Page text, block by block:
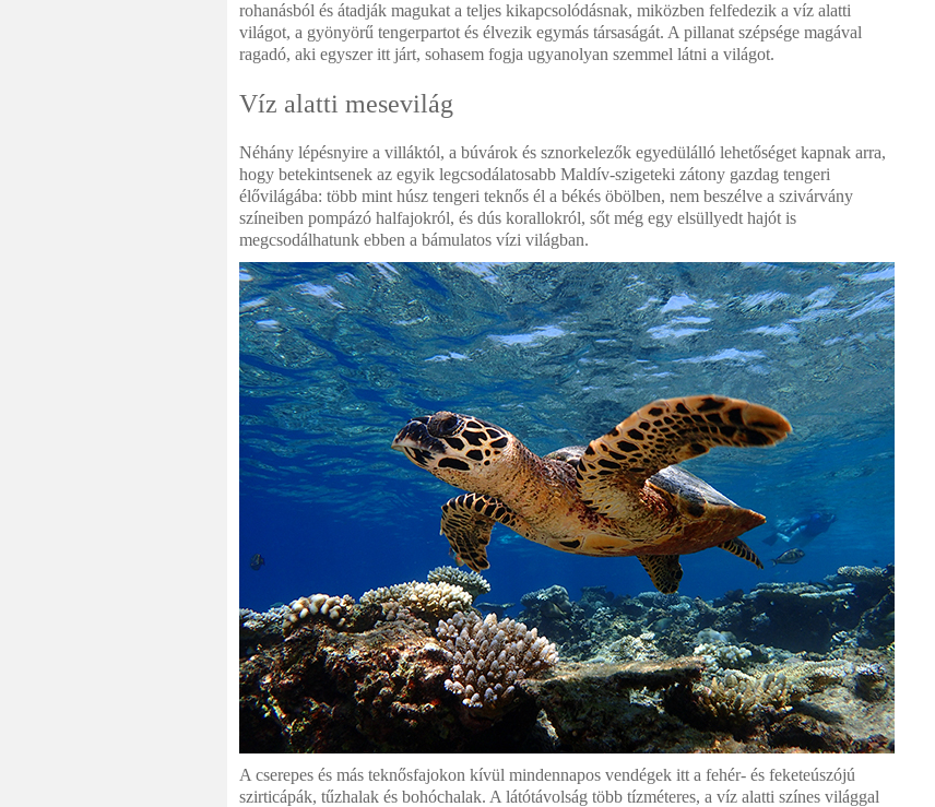
rohanásból és átadják magukat a teljes kikapcsolódásnak, miközben felfedezik a víz alatti
világot, a gyönyörű tengerpartot és élvezik egymás társaságát. A pillanat szépsége magával
ragadó, aki egyszer itt járt, sohasem fogja ugyanolyan szemmel látni a világot.
Víz alatti mesevilág
Néhány lépésnyire a villáktól, a búvárok és sznorkelezők egyedülálló lehetőséget kapnak arra,
hogy betekintsenek az egyik legcsodálatosabb Maldív-szigeteki zátony gazdag tengeri
élővilágába: több mint húsz tengeri teknős él a békés öbölben, nem beszélve a szivárvány
színeiben pompázó halfajokról, és dús korallokról, sőt még egy elsüllyedt hajót is
megcsodálhatunk ebben a bámulatos vízi világban.
A cserepes és más teknősfajokon kívül mindennapos vendégek itt a fehér- és feketeúszójú
szirticápák, tűzhalak és bohóchalak. A látótávolság több tízméteres, a víz alatti színes világgal